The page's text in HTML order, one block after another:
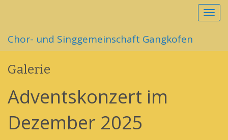
S
c
Chor- und Singgemeinschaft Gangkofen
Galerie
Adventskonzert im
Dezember 2025